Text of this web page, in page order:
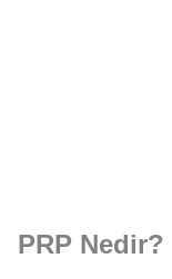
PRP Nedir?